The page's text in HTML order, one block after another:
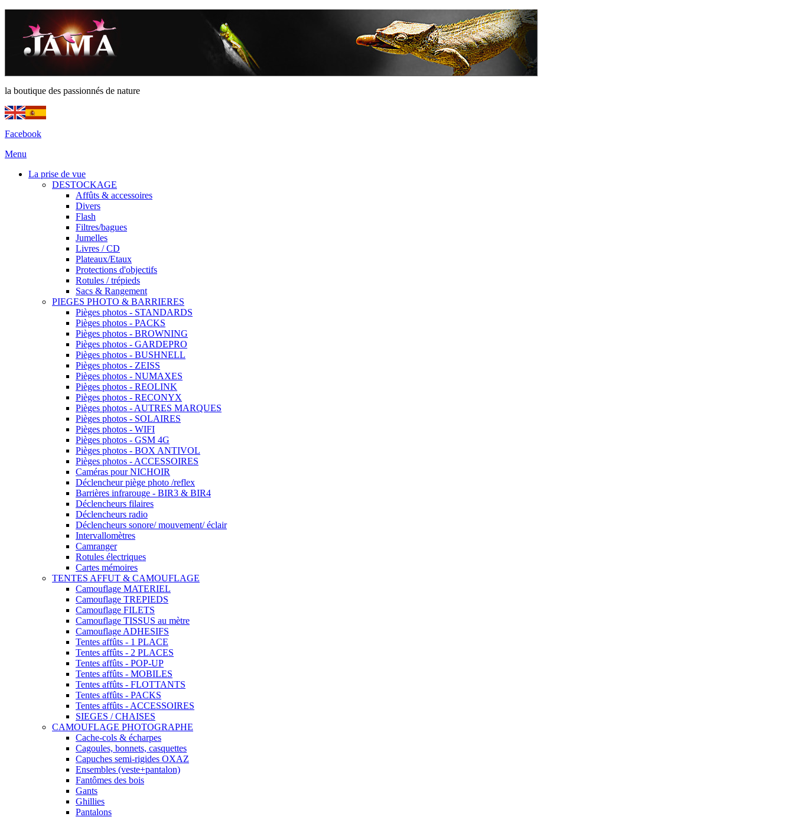
la boutique des passionnés de nature
Facebook
Menu
La prise de vue
DESTOCKAGE
Affûts & accessoires
Divers
Flash
Filtres/bagues
Jumelles
Livres / CD
Plateaux/Etaux
Protections d'objectifs
Rotules / trépieds
Sacs & Rangement
PIEGES PHOTO & BARRIERES
Pièges photos - STANDARDS
Pièges photos - PACKS
Pièges photos - BROWNING
Pièges photos - GARDEPRO
Pièges photos - BUSHNELL
Pièges photos - ZEISS
Pièges photos - NUMAXES
Pièges photos - REOLINK
Pièges photos - RECONYX
Pièges photos - AUTRES MARQUES
Pièges photos - SOLAIRES
Pièges photos - WIFI
Pièges photos - GSM 4G
Pièges photos - BOX ANTIVOL
Pièges photos - ACCESSOIRES
Caméras pour NICHOIR
Déclencheur piège photo /reflex
Barrières infrarouge - BIR3 & BIR4
Déclencheurs filaires
Déclencheurs radio
Déclencheurs sonore/ mouvement/ éclair
Intervallomètres
Camranger
Rotules électriques
Cartes mémoires
TENTES AFFUT & CAMOUFLAGE
Camouflage MATERIEL
Camouflage TREPIEDS
Camouflage FILETS
Camouflage TISSUS au mètre
Camouflage ADHESIFS
Tentes affûts - 1 PLACE
Tentes affûts - 2 PLACES
Tentes affûts - POP-UP
Tentes affûts - MOBILES
Tentes affûts - FLOTTANTS
Tentes affûts - PACKS
Tentes affûts - ACCESSOIRES
SIEGES / CHAISES
CAMOUFLAGE PHOTOGRAPHE
Cache-cols & écharpes
Cagoules, bonnets, casquettes
Capuches semi-rigides OXAZ
Ensembles (veste+pantalon)
Fantômes des bois
Gants
Ghillies
Pantalons